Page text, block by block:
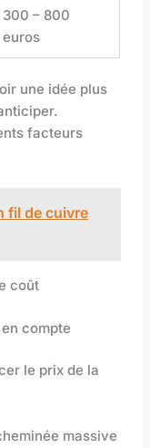
300 – 800
euros
une idée plus
facteurs
fil de cuivre
coût
compte
le prix de la
massive